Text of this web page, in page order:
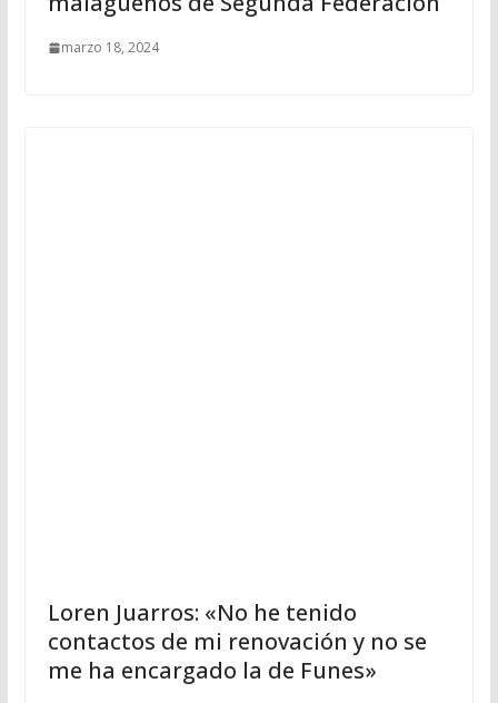
marzo 18, 2024
Loren Juarros: «No he tenido
contactos de mi renovación y no se
me ha encargado la de Funes»